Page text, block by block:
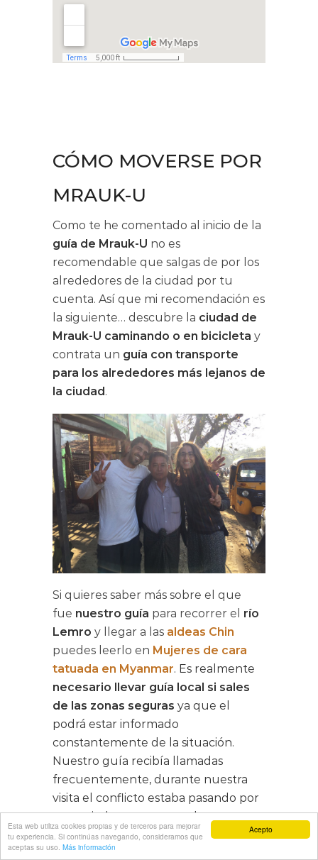
Acepto
Esta web utiliza cookies propias y de terceros para mejorar
tu experiencia. Si continúas navegando, consideramos que
aceptas su uso. Más información
CÓMO MOVERSE POR
MRAUK-U
Como te he comentado al inicio de la
guía de Mrauk-U no es
recomendable que salgas de por los
alrededores de la ciudad por tu
cuenta. Así que mi recomendación es
la siguiente… descubre la ciudad de
Mrauk-U caminando o en bicicleta y
contrata un guía con transporte
para los alrededores más lejanos de
la ciudad.
Si quieres saber más sobre el que
fue nuestro guía para recorrer el río
Lemro y llegar a las aldeas Chin
puedes leerlo en Mujeres de cara
tatuada en Myanmar. Es realmente
necesario llevar guía local si sales
de las zonas seguras ya que el
podrá estar informado
constantemente de la situación.
Nuestro guía recibía llamadas
frecuentemente, durante nuestra
visita el conflicto estaba pasando por
un periodo muy tenso, y le
informaban de hacía donde se
movían las guerrillas de manera que